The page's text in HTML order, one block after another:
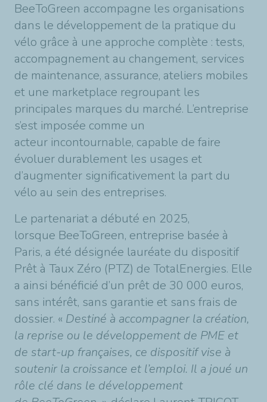
BeeToGreen accompagne les organisations
dans le développement de la pratique du
vélo grâce à une approche complète : tests,
accompagnement au changement, services
de maintenance, assurance, ateliers mobiles
et une marketplace regroupant les
principales marques du marché. L’entreprise
s’est imposée comme un
acteur incontournable, capable de faire
évoluer durablement les usages et
d’augmenter significativement la part du
vélo au sein des entreprises.
Le partenariat a débuté en 2025,
lorsque BeeToGreen, entreprise basée à
Paris, a été désignée lauréate du dispositif
Prêt à Taux Zéro (PTZ) de TotalEnergies. Elle
a ainsi bénéficié d’un prêt de 30 000 euros,
sans intérêt, sans garantie et sans frais de
dossier. « Destiné à accompagner la création,
la reprise ou le développement de PME et
de start-up françaises, ce dispositif vise à
soutenir la croissance et l’emploi. Il a joué un
rôle clé dans le développement